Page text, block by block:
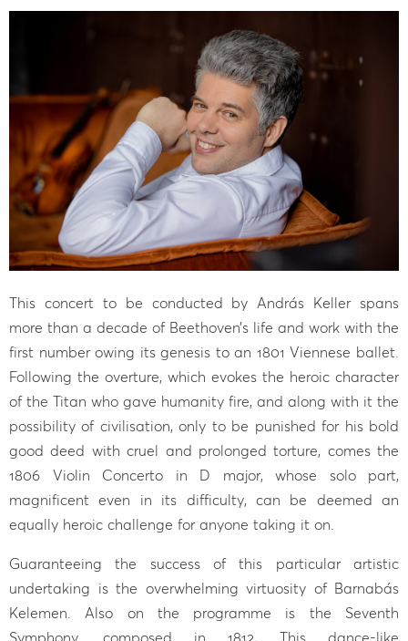
This concert to be conducted by András Keller spans
more than a decade of Beethoven’s life and work with the
first number owing its genesis to an 1801 Viennese ballet.
Following the overture, which evokes the heroic character
of the Titan who gave humanity fire, and along with it the
possibility of civilisation, only to be punished for his bold
good deed with cruel and prolonged torture, comes the
1806 Violin Concerto in D major, whose solo part,
magnificent even in its difficulty, can be deemed an
equally heroic challenge for anyone taking it on.
Guaranteeing the success of this particular artistic
undertaking is the overwhelming virtuosity of Barnabás
Kelemen. Also on the programme is the Seventh